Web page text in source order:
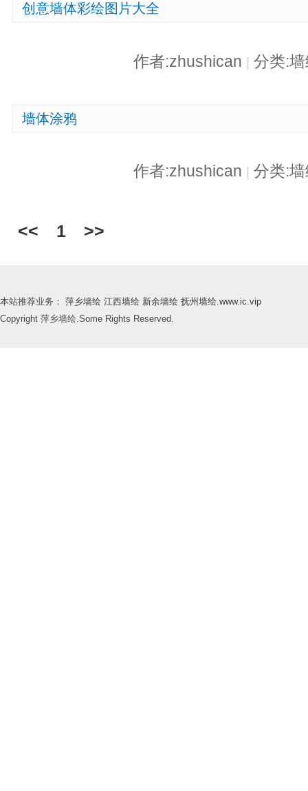
创意墙体彩绘图片大全
作者:zhushican | 分类:
墙体涂鸦
作者:zhushican 分类:
<< 1 >>
本站推荐业务： 萍乡墙绘 江西墙绘 新余墙绘 抚州墙绘.www.ic.vip
Copyright 萍乡墙绘.Some Rights Reserved.